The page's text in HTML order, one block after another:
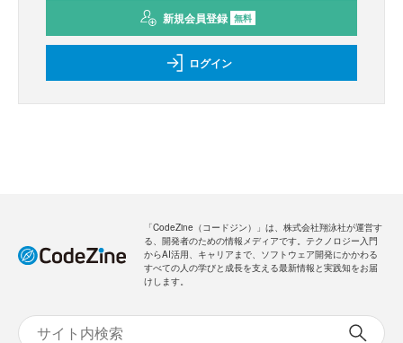
新規会員登録 無料
ログイン
「CodeZine（コードジン）」は、株式会社翔泳社が運営す
る、開発者のための情報メディアです。テクノロジー入門
からAI活用、キャリアまで、ソフトウェア開発にかかわる
すべての人の学びと成長を支える最新情報と実践知をお届
けします。